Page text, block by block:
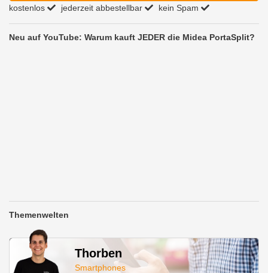
kostenlos jederzeit abbestellbar kein Spam
Neu auf YouTube: Warum kauft JEDER die Midea PortaSplit?
Themenwelten
Thorben
Smartphones